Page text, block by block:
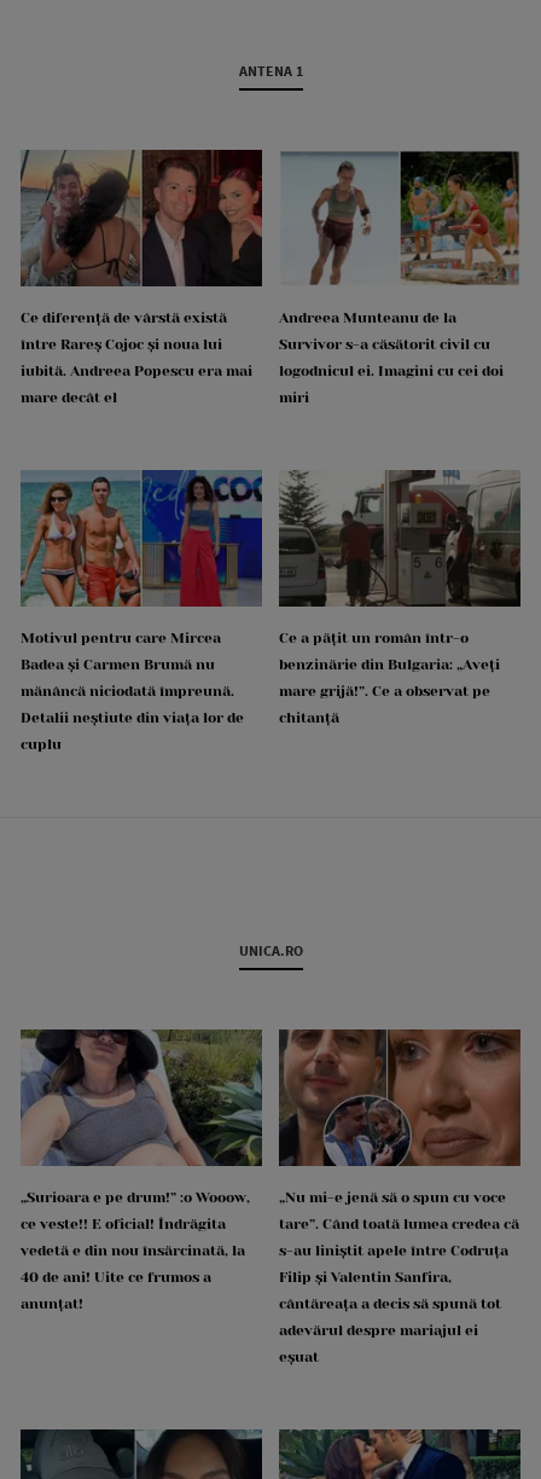
ANTENA 1
Ce diferență de vârstă există
între Rareș Cojoc și noua lui
iubită. Andreea Popescu era mai
mare decât el
Andreea Munteanu de la
Survivor s-a căsătorit civil cu
logodnicul ei. Imagini cu cei doi
miri
Motivul pentru care Mircea
Badea și Carmen Brumă nu
mănâncă niciodată împreună.
Detalii neștiute din viața lor de
cuplu
Ce a pățit un român într-o
benzinărie din Bulgaria: „Aveți
mare grijă!”. Ce a observat pe
chitanță
UNICA.RO
„Surioara e pe drum!” :o Wooow,
ce veste!! E oficial! Îndrăgita
vedetă e din nou însărcinată, la
40 de ani! Uite ce frumos a
anunțat!
„Nu mi-e jenă să o spun cu voce
tare”. Când toată lumea credea că
s-au liniștit apele între Codruța
Filip și Valentin Sanfira,
cântăreața a decis să spună tot
adevărul despre mariajul ei
eșuat